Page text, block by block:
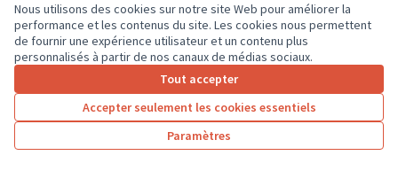
Nous utilisons des cookies sur notre site Web pour améliorer la
performance et les contenus du site. Les cookies nous permettent
de fournir une expérience utilisateur et un contenu plus
personnalisés à partir de nos canaux de médias sociaux.
Tout accepter
Accepter seulement les cookies essentiels
Paramètres
Aménagement de la coulée
verte
Soumis au
vote
Marie Mazzocato
0 0